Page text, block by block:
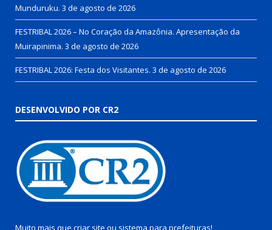
Munduruku. 3 de agosto de 2026
FESTRIBAL 2026 – No Coração da Amazônia. Apresentação da
Muirapinima. 3 de agosto de 2026
FESTRIBAL 2026: Festa dos Visitantes. 3 de agosto de 2026
DESENVOLVIDO POR CR2
Muito mais que criar site ou sistema para prefeituras!